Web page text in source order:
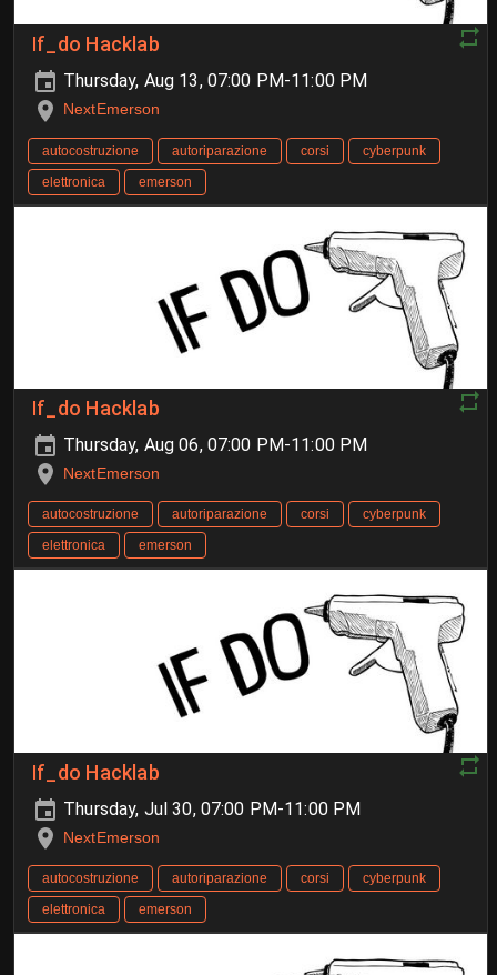
If_do Hacklab
Thursday, Aug 13, 07:00 PM-11:00 PM
NextEmerson
autocostruzione autoriparazione corsi
cyberpunk
elettronica
emerson
If_do Hacklab
Thursday, Aug 06, 07:00 PM-11:00 PM
NextEmerson
autocostruzione autoriparazione corsi
cyberpunk
elettronica
emerson
If_do Hacklab
Thursday, Jul 30, 07:00 PM-11:00 PM
NextEmerson
autocostruzione autoriparazione corsi
cyberpunk
elettronica
emerson